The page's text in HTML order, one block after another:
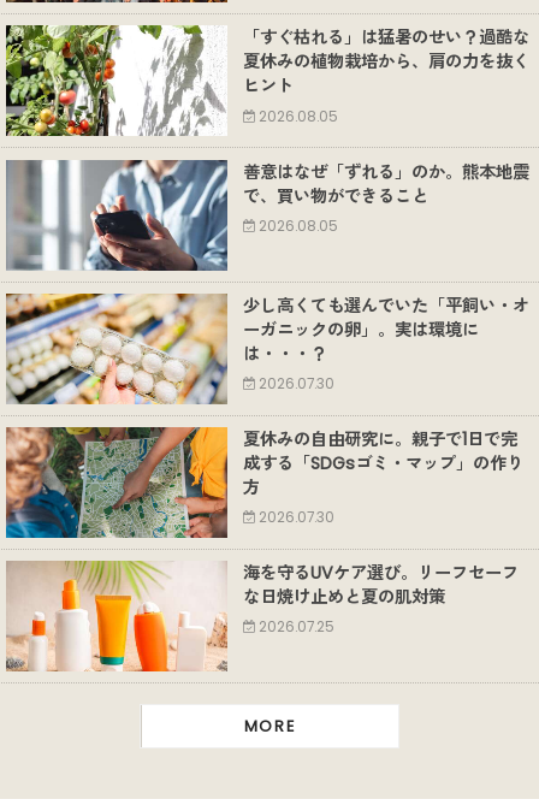
「すぐ枯れる」は猛暑のせい？過酷な
夏休みの植物栽培から、肩の力を抜く
ヒント
2026.08.05
善意はなぜ「ずれる」のか。熊本地震
で、買い物ができること
2026.08.05
少し高くても選んでいた「平飼い・オ
ーガニックの卵」。実は環境に
は・・・？
2026.07.30
夏休みの自由研究に。親子で1日で完
成する「SDGsゴミ・マップ」の作り
方
2026.07.30
海を守るUVケア選び。リーフセーフ
な日焼け止めと夏の肌対策
2026.07.25
MORE